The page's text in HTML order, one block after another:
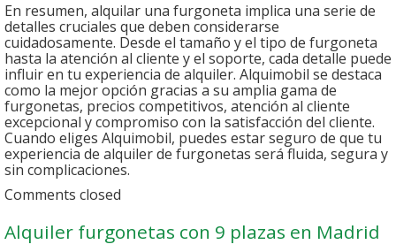
En resumen, alquilar una furgoneta implica una serie de
detalles cruciales que deben considerarse
cuidadosamente. Desde el tamaño y el tipo de furgoneta
hasta la atención al cliente y el soporte, cada detalle puede
influir en tu experiencia de alquiler. Alquimobil se destaca
como la mejor opción gracias a su amplia gama de
furgonetas, precios competitivos, atención al cliente
excepcional y compromiso con la satisfacción del cliente.
Cuando eliges Alquimobil, puedes estar seguro de que tu
experiencia de alquiler de furgonetas será fluida, segura y
sin complicaciones.
Comments closed
Alquiler furgonetas con 9 plazas en Madrid